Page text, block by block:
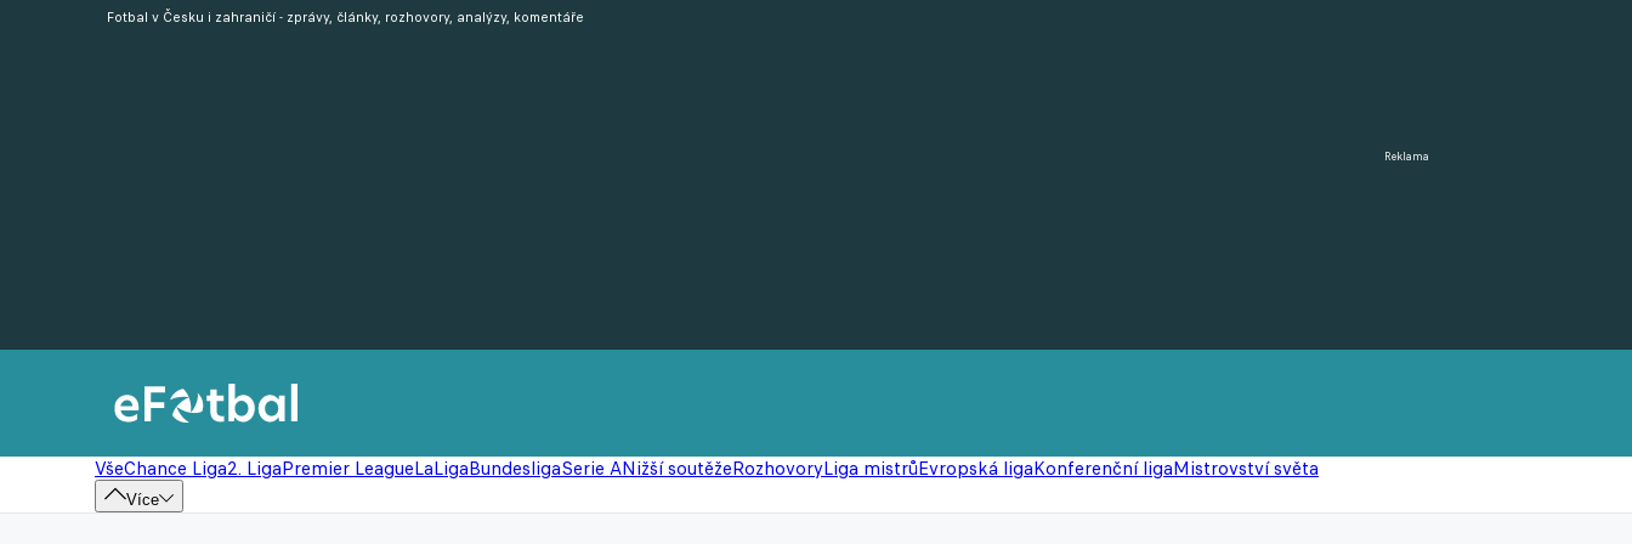
Reklama
VšeChance Liga2. LigaPremier LeagueLaLigaBundesligaSerie ANižší soutěžeRozhovoryLiga mistrůEvropská ligaKonferenční ligaMistrovství světa
Více
Fotbal v Česku i zahraničí - zprávy, články, rozhovory, analýzy, komentáře